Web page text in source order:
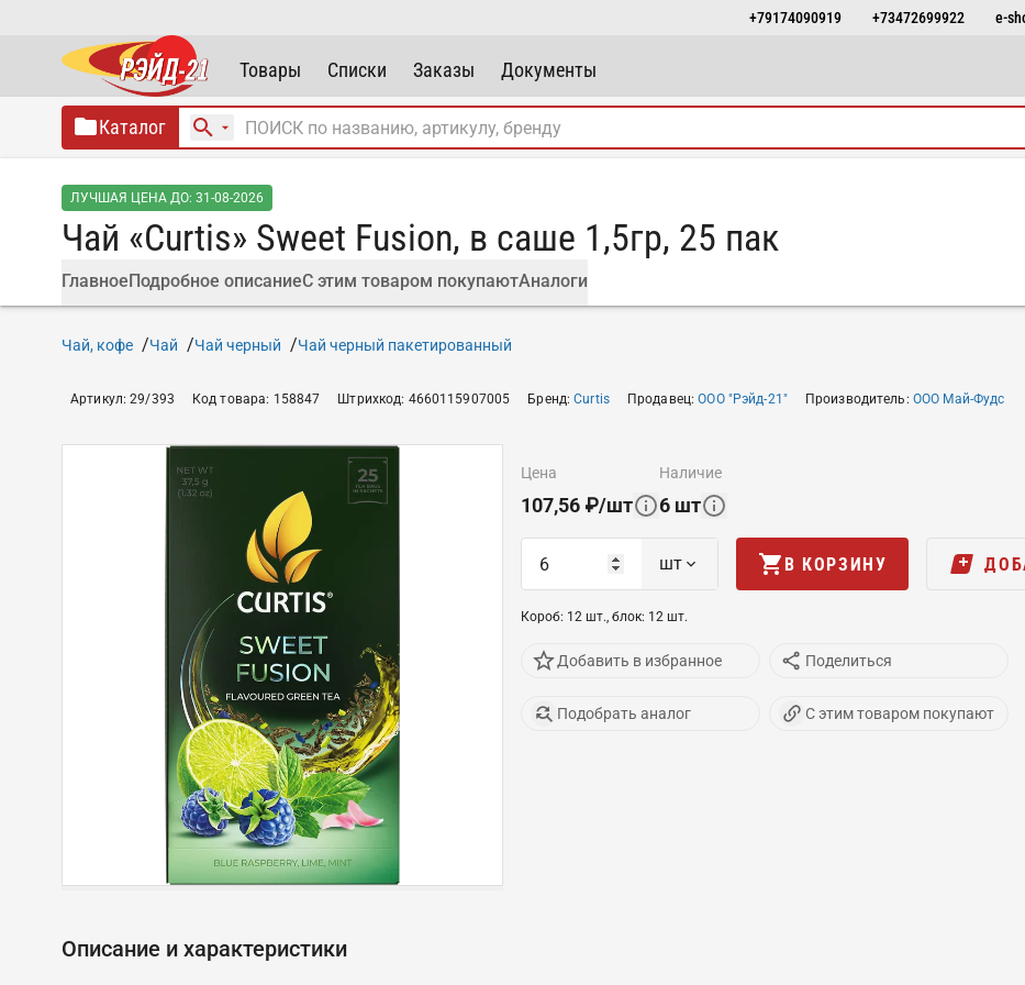
+79174090919 +73472699922 e-
Товары Списки Заказы Документы
Каталог
ЛУЧШАЯ ЦЕНА ДО: 31-08-2026
Чай «Curtis» Sweet Fusion, в саше 1,5гр, 25 пак
ГлавноеПодробное описаниеС этим товаром покупаютАналоги
Чай, кофе Чай Чай черный Чай черный пакетированный
Артикул:29/393 Код товара: 158847 Штрихкод: 4660115907005 Бренд:Curtis Продавец:ООО "Рэйд-21" Производитель: ООО Май-Фудс
цена
107,56 ₽/шт
наличие
6 шт
шт В КОРЗИНУ
Короб: 12 шт., блок: 12 шт.
Добавить в избранное Поделиться
Подобрать аналог С этим товаром покупают
Описание и характеристики